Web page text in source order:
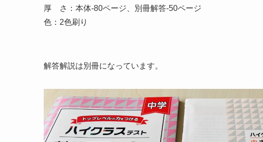
厚 さ：本体-80ページ、別冊解答-50ページ
色：2色刷り
解答解説は別冊になっています。